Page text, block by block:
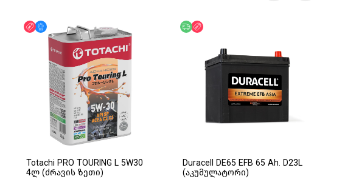
ფასდაკლება
მხოლოდ ონლაინ
Totachi PRO TOURING L 5W30
4ლ (ძრავის ზეთი)
უფასო მიწოდება
Duracell DE65 EFB 65 Ah. D23L
(აკუმულატორი)